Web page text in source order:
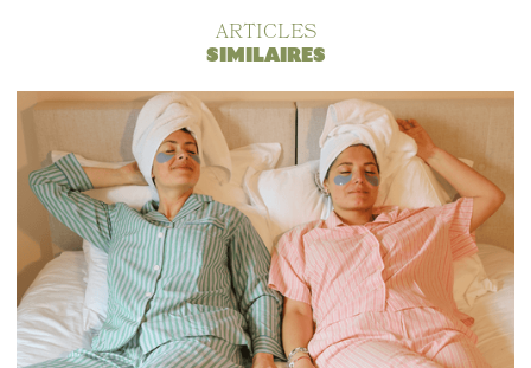
ARTICLES
SIMILAIRES